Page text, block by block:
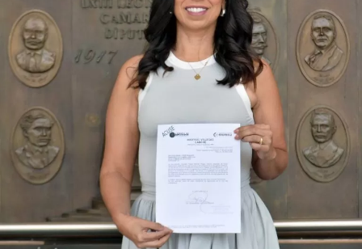
turística y la equidad social. Sin embargo, enfatizó que la
coyuntura actual exige priorizar la organización comunitaria
para asegurar la continuidad del proyecto político en la
región sureste del país.
Con esta determinación, el senador abre una etapa
decisiva en su trayectoria pública, apostando por una
estrategia de cercanía ciudadana. Su retorno a Quintana
Roo busca garantizar la cohesión de las estructuras de
izquierda de cara a los próximos retos políticos. El relevo
institucional se procesará conforme a los tiempos legales
establecidos, manteniendo la continuidad de la
representación parlamentaria del estado.